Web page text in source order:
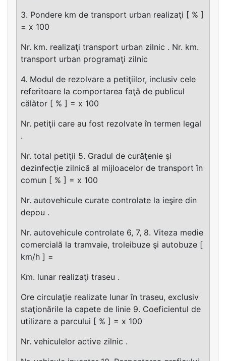
3. Pondere km de transport urban realizaţi [ % ]
= x 100
Nr. km. realizaţi transport urban zilnic . Nr. km.
transport urban programaţi zilnic
4. Modul de rezolvare a petiţiilor, inclusiv cele
referitoare la comportarea faţă de publicul
călător [ % ] = x 100
Nr. petiţii care au fost rezolvate în termen legal
.
Nr. total petiţii 5. Gradul de curăţenie şi
dezinfecţie zilnică al mijloacelor de transport în
comun [ % ] = x 100
Nr. autovehicule curate controlate la ieşire din
depou .
Nr. autovehicule controlate 6, 7, 8. Viteza medie
comercială la tramvaie, troleibuze şi autobuze [
km/h ] =
Km. lunar realizaţi traseu .
Ore circulaţie realizate lunar în traseu, exclusiv
staţionările la capete de linie 9. Coeficientul de
utilizare a parcului [ % ] = x 100
Nr. vehiculelor active zilnic .